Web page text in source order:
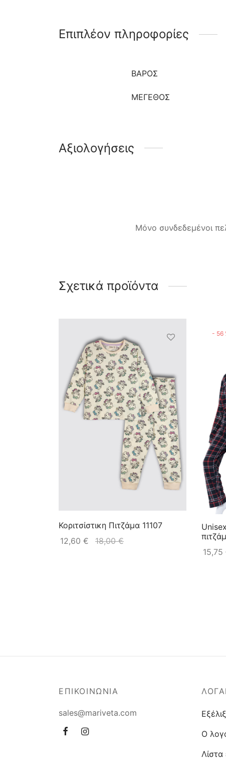
Επιπλέον πληροφορίες
ΒΆΡΟΣ
ΜΈΓΕΘΟΣ
Αξιολογήσεις
Μόνο συνδεδεμένοι
Σχετικά προϊόντα
Κοριτσίστικη Πιτζάμα 11107
12,60 € 18,00€
- 56
15,75
ΕΠΙΚΟΙΝΩΝΙΑ
sales@mariveta.com
Ο
Λίστα